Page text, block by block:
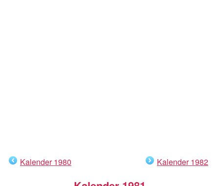
Kalender 1980 Kalender 1982